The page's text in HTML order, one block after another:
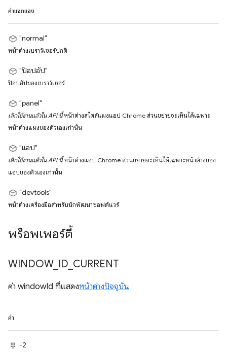
ค่าแจกแจง
"normal"
หน้าต่างเบราว์เซอร์ปกติ
"ป๊อปอัป"
ป๊อปอัปของเบราว์เซอร์
"panel"
เลิกใช้งานแล้วใน API นี้หน้าต่างสไตล์แผงแอป Chrome ส่วนขยายจะเห็นได้เฉพาะ
หน้าต่างแผงของตัวเองเท่านั้น
"แอป"
เลิกใช้งานแล้วใน API นี้หน้าต่างแอป Chrome ส่วนขยายจะเห็นได้เฉพาะหน้าต่างของ
แอปของตัวเองเท่านั้น
"devtools"
หน้าต่างเครื่องมือสำหรับนักพัฒนาซอฟต์แวร์
พร็อพเพอร์ตี้
WINDOW_ ID CURRENT
ค่า windowId ที่แสดงหน้าต่างปัจจุบัน
ค่า
-2